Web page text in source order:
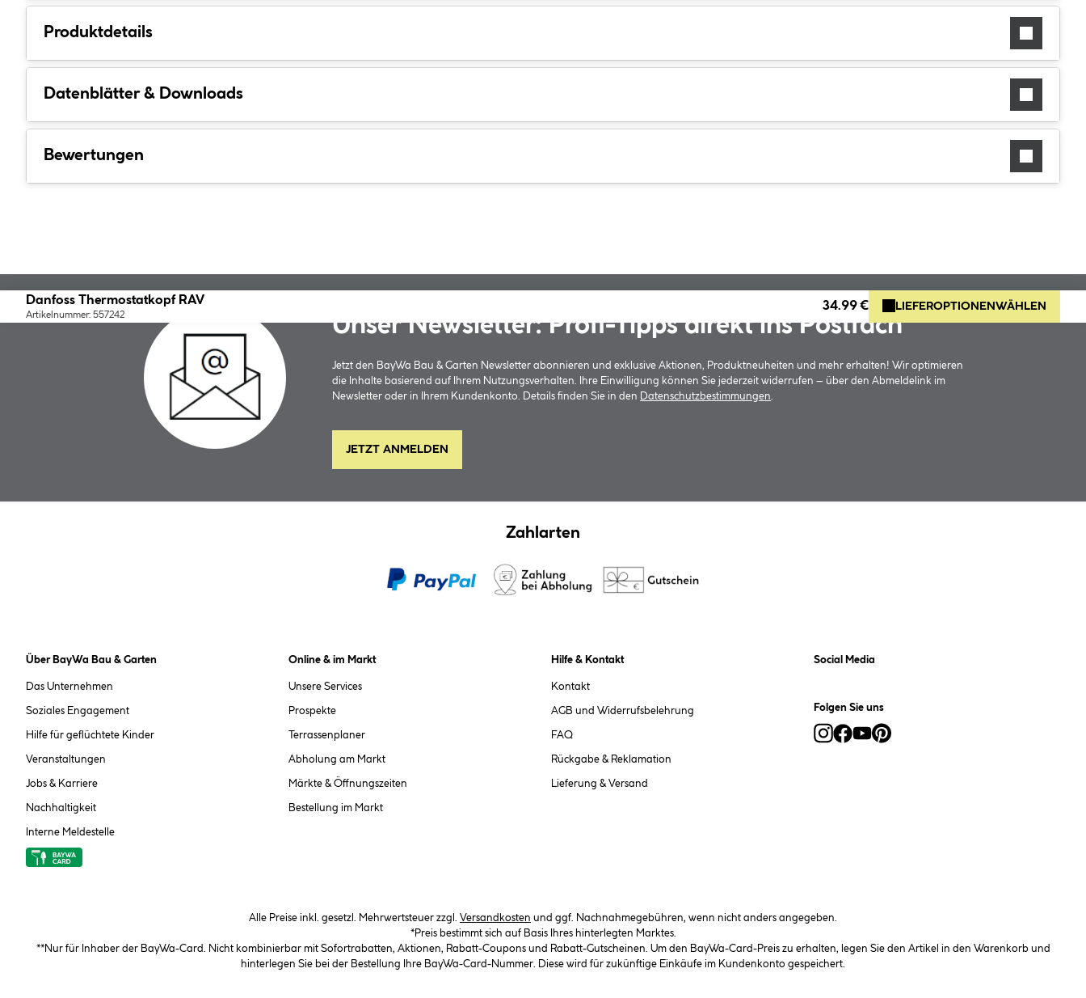
Produktdetails
Datenblätter & Downloads
Bewertungen
Danfoss Thermostatkopf RAV
Artikelnummer: 557242
34.99 € LIEFEROPTIONEN WÄHLEN
Unser Newsletter: Profi-Tipps direkt ins Postfach
Jetzt den BayWa Bau & Garten Newsletter abonnieren und exklusive Aktionen, Produktneuheiten und mehr erhalten! Wir optimieren
die Inhalte basierend auf Ihrem Nutzungsverhalten. Ihre Einwilligung können Sie jederzeit widerrufen – über den Abmeldelink im
Newsletter oder in Ihrem Kundenkonto. Details finden Sie in den
Datenschutzbestimmungen
JETZT ANMELDEN
Zahlarten
Über BayWa Bau & Garten
Das Unternehmen
Soziales Engagement
Hilfe für geflüchtete Kinder
Veranstaltungen
Jobs & Karriere
Nachhaltigkeit
Interne Meldestelle
Online & im Markt
Unsere Services
Prospekte
Terrassenplaner
Abholung am Markt
Märkte & Öffnungszeiten
Bestellung im Markt
Hilfe & Kontakt
Kontakt
AGB und Widerrufsbelehrung
FAQ
Rückgabe & Reklamation
Lieferung & Versand
Social Media
Folgen Sie uns
Alle Preise inkl. gesetzl. Mehrwertsteuer zzgl. Versandkosten und ggf. Nachnahmegebühren, wenn nicht anders angegeben.
*Preis bestimmt sich auf Basis Ihres hinterlegten Marktes.
**Nur für Inhaber der BayWa-Card. Nicht kombinierbar mit Sofortrabatten, Aktionen, Rabatt-Coupons und Rabatt-Gutscheinen. Um den BayWa-Card-Preis zu erhalten, legen Sie den Artikel in den Warenkorb und
hinterlegen Sie bei der Bestellung Ihre BayWa-Card-Nummer. Diese wird für zukünftige Einkäufe im Kundenkonto gespeichert.